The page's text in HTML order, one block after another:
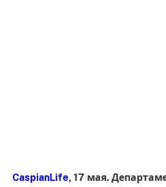
CaspianLife, 17 мая.